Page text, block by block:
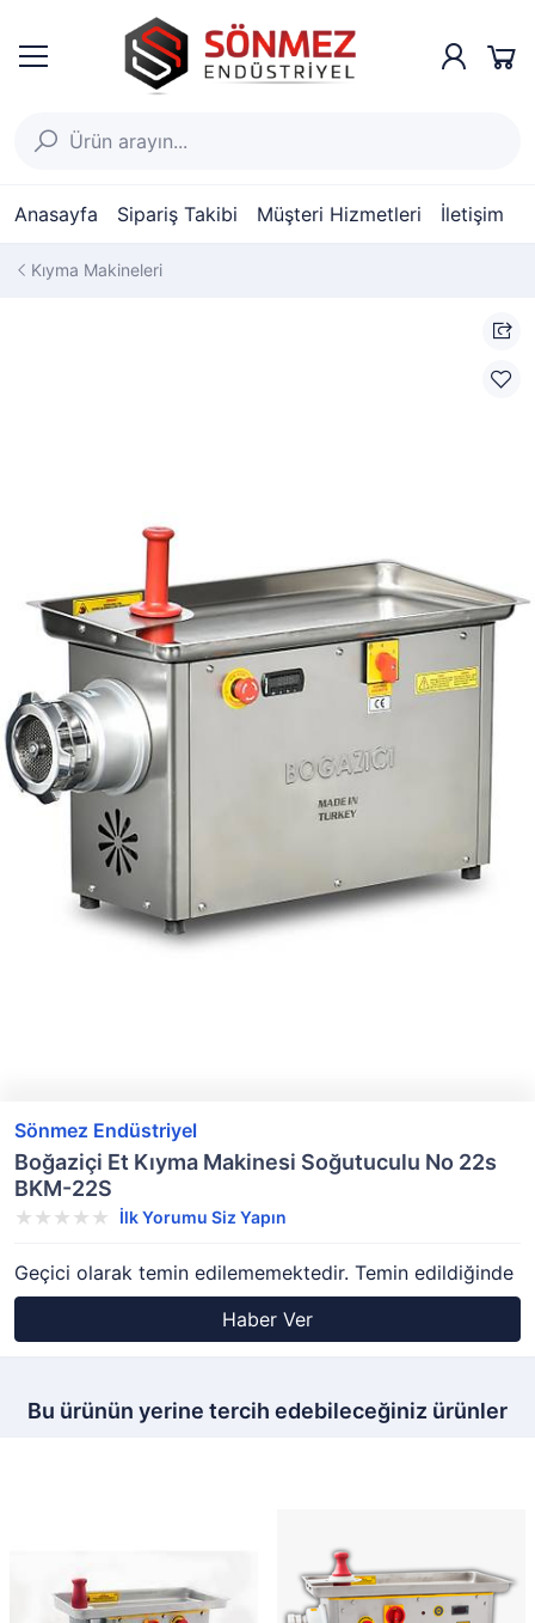
Anasayfa Sipariş Takibi Müşteri Hizmetleri İletişim
Kıyma Makineleri
Sönmez Endüstriyel
Boğaziçi Et Kıyma Makinesi Soğutuculu No 22s
BKM-22S
İlk Yorumu Siz Yapın
Geçici olarak temin edilememektedir. Temin edildiğinde
Haber Ver
Bu ürünün yerine tercih edebileceğiniz ürünler